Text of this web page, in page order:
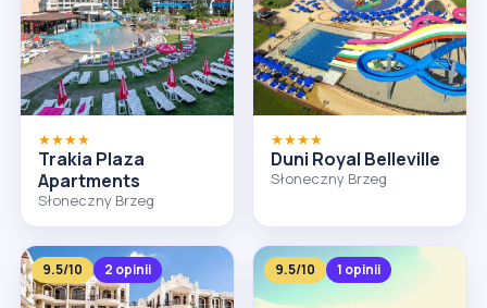
★★★★
Trakia Plaza
Apartments
Słoneczny Brzeg
★★★★
Duni Royal Belleville
Słoneczny Brzeg
9.5/10 2 opinii 9.5/10 1 opinii